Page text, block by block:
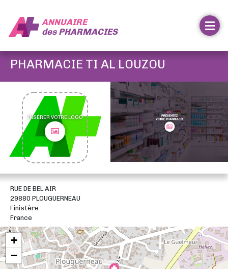
ANNUAIRE
desPHARMACIES
PHARMACIE TI AL LOUZOU
INSÉRER VOTRE LOGO
RUE DE BEL AIR
29880 PLOUGUERNEAU
Finistère
France
+
−